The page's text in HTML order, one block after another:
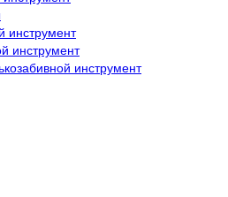
инструмент
инструмент
инструмент